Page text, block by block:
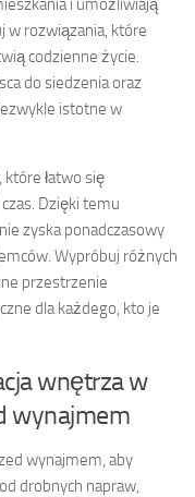
w rozwiązania, które
codzienne życie.
do siedzenia oraz
istotne w
które łatwo się
Dzięki temu
zyska ponadczasowy
Wypróbuj różnych
przestrzenie
dla każdego, kto je
wnętrza w
wynajmem
wynajmem, aby
drobnych napraw,